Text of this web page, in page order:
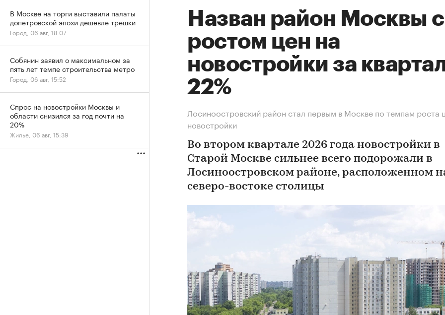
Назван район Москвы с
ростом цен на
новостройки за
22%
Лосиноостровский район стал первым в Москве по темпам роста
новостройки
Во втором квартале 2026 года новостройки в
Старой Москве сильнее всего подорожали в
Лосиноостровском районе, расположенном
северо-востоке столицы
В Москве на торги выставили палаты
допетровской эпохи дешевле трешки
Город, 06 авг, 18:07
Собянин заявил о максимальном за
пять лет темпе строительства метро
Город, 06 авг, 15:52
Спрос на новостройки Москвы и
области снизился за год почти на
20%
Жилье, 06 авг, 15:39